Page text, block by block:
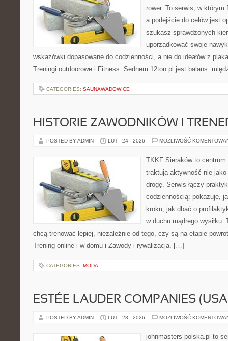
rower. To serwis, w
a podejście do celów jest
szukasz sprawdzonych
uporządkować swoje
wskazówki dopasowane do codzienności, a nie do ideałów z
Treningi outdoorowe i Fitness. Sednem 12ton.pl jest balans:
CATEGORIES: SAUNAWADOWICE
HISTORIE ZAWODNIKÓW I
POSTED BY ADMIN LUT - 24 - 2026 MOŻLIWOŚĆ
TKKF Sieraków to
traktują aktywność nie
drogę. Serwis łączy
codziennością: pokazuje,
kroku, jak dbać o
w duchu mądrego
chcą trenować lepiej, niezależnie od tego, czy są na etapie
Trening online i w domu i Zawody i rywalizacja. […]
CATEGORIES: MODA
ESTÉE LAUDER COMPANIES
POSTED BY ADMIN LUT - 23 - 2026 MOŻLIWOŚĆ
johnmasters-polska.pl to